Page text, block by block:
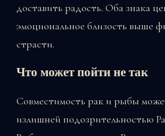
доставить радость. Оба знака
эмоциональное близость выше
страсти.
Что может пойти не так
Совместимость рак и рыбы
излишней подозрительностью